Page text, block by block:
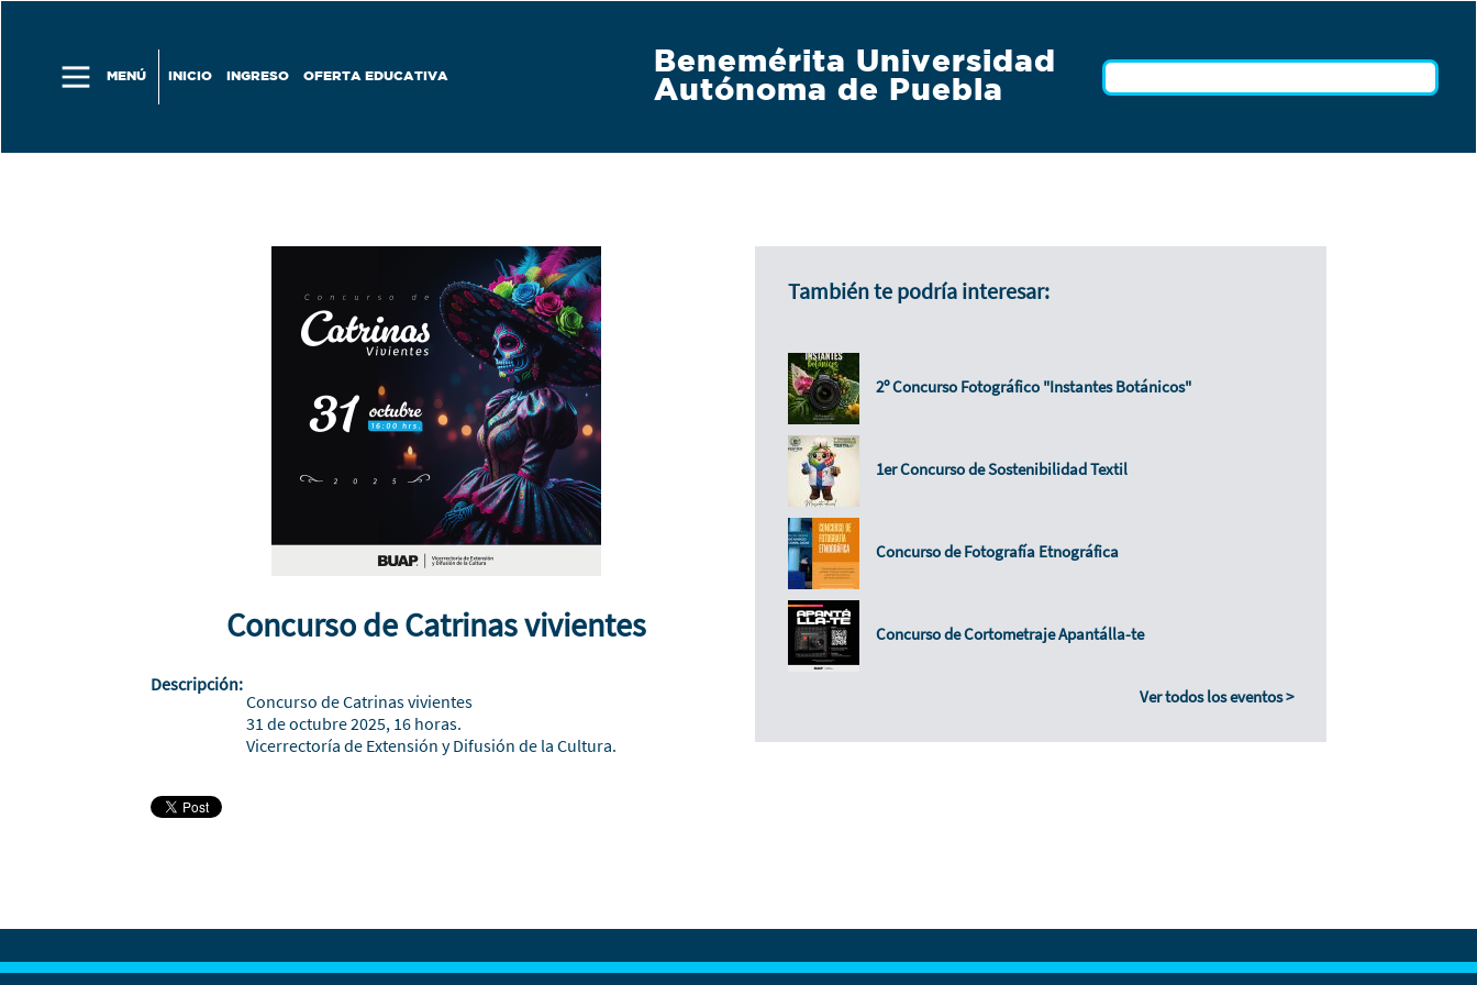
MENÚ INICIO INGRESO OFERTA EDUCATIVA
Benemérita Universidad
Autónoma de Puebla
Concurso de Catrinas vivientes
Descripción:
Concurso de Catrinas vivientes
31 de octubre 2025, 16 horas.
Vicerrectoría de Extensión y Difusión de la Cultura.
También te podría interesar:
2º Concurso Fotográfico "Instantes Botánicos"
1er Concurso de Sostenibilidad Textil
Concurso de Fotografía Etnográfica
Concurso de Cortometraje Apantálla-te
Ver todos los eventos >